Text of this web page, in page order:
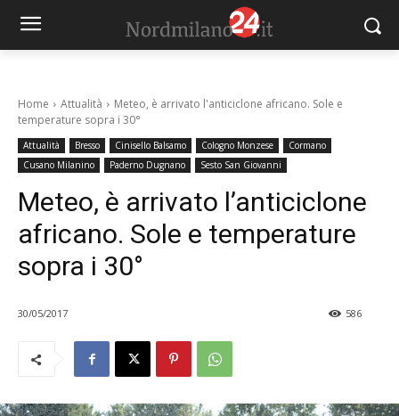
Home Attualità
Meteo, è arrivato l'anticiclone africano. Sole e
temperature sopra i 30°
Attualità Bresso Cinisello Balsamo Cologno Monzese
Cormano
Cusano Milanino
Paderno Dugnano Sesto San Giovanni
Meteo, è arrivato l’anticiclone
africano. Sole e temperature
sopra i 30°
30/05/2017 586